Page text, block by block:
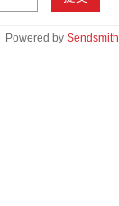
Powered by Sendsmith